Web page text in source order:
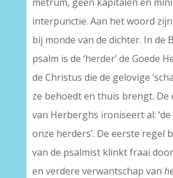
interpunctie. Aan het woord
bij monde van de dichter. In de
psalm is de ‘herder’ de Goede
de Christus die de gelovige
ze behoedt en thuis brengt. De
van Herberghs ironiseert al:
onze herders’. De eerste regel
van de psalmist klinkt fraai
en verdere verwantschap van